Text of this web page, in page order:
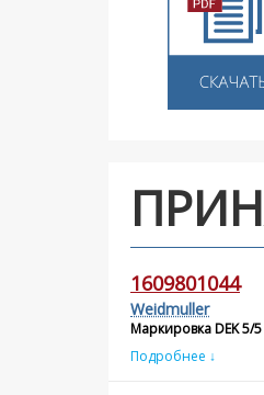
1609801044
Weidmuller
Маркировка DEK 5/5
Подробнее ↓